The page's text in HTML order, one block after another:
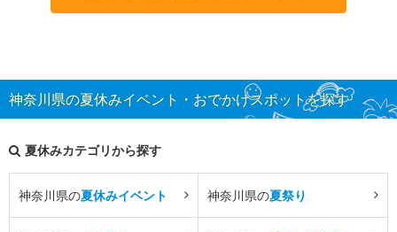
神奈川県の夏休みイベント・おでかけスポットを探す
夏休みカテゴリから探す
神奈川県の夏休みイベント 神奈川県の夏祭り